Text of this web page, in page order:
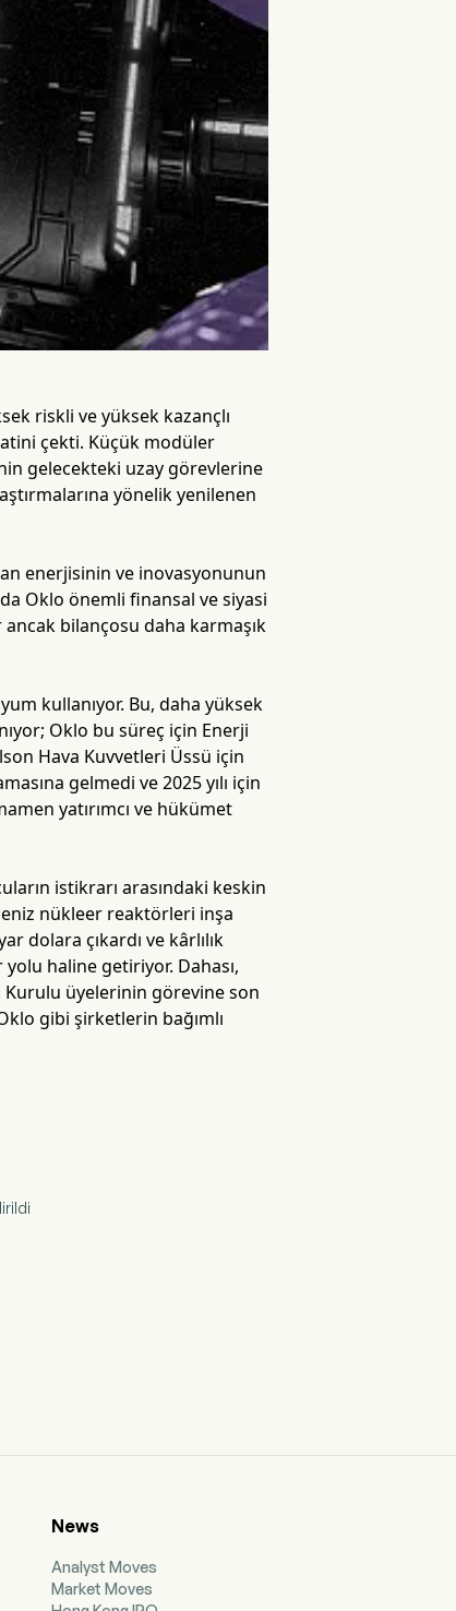
riskli ve yüksek kazançlı
çekti. Küçük modüler
gelecekteki uzay görevlerine
yönelik yenilenen
enerjisinin ve inovasyonunun
Oklo önemli finansal ve siyasi
bilançosu daha karmaşık
kullanıyor. Bu, daha yüksek
Oklo bu süreç için Enerji
Hava Kuvvetleri Üssü için
gelmedi ve 2025 yılı için
yatırımcı ve hükümet
istikrarı arasındaki keskin
nükleer reaktörleri inşa
dolara çıkardı ve kârlılık
haline getiriyor. Dahası,
Kurulu üyelerinin görevine son
gibi şirketlerin bağımlı
News
Analyst Moves
Market Moves